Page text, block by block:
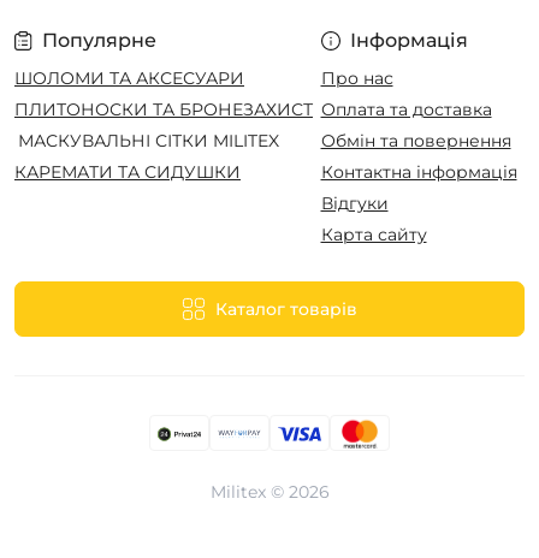
Популярне
ШОЛОМИ ТА АКСЕСУАРИ
ПЛИТОНОСКИ ТА БРОНЕЗАХИСТ
МАСКУВАЛЬНІ СІТКИ MILITEX
КАРЕМАТИ ТА СИДУШКИ
Інформація
Про нас
Оплата та доставка
Обмін та повернення
Контактна інформація
Відгуки
Карта сайту
Каталог товарів
Militex © 2026